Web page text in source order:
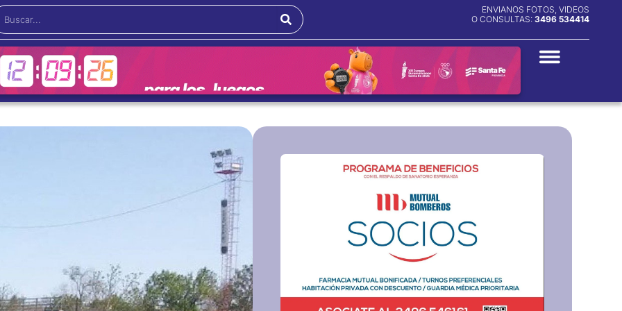
ENVIANOS FOTOS, VIDEOS
O CONSULTAS: 3496 534414